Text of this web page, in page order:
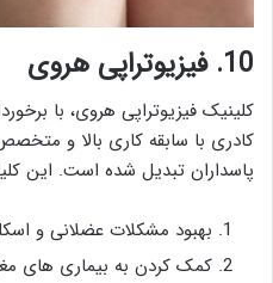
10. فیزیوتراپی هروی
کلینیک فیزیوتراپی هروی، با
کادری با سابقه کاری بالا و
پاسداران تبدیل شده است. این
بهبود مشکلات عضلانی و
کمک کردن به بیماری های